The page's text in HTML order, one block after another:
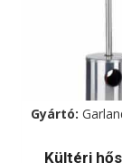
Gyártó:
Kültéri